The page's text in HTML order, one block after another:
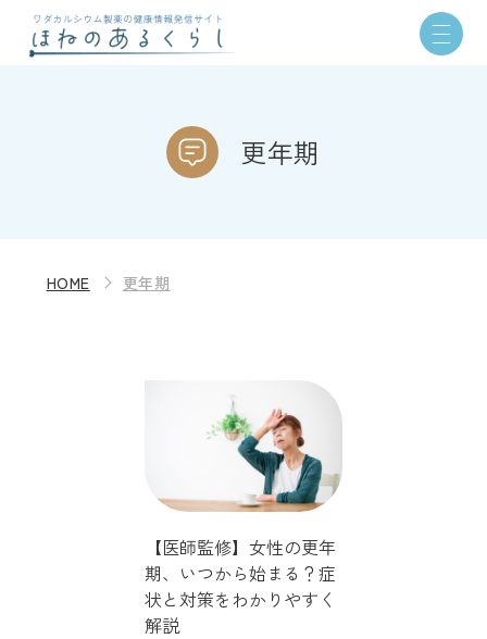
更年期
HOME 更年期
【医師監修】女性の更年
期、いつから始まる？症
状と対策をわかりやすく
解説